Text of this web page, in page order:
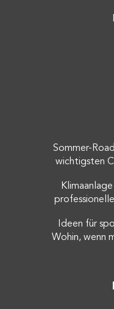
Sommer-
wichtigsten
Ideen für
Wohin, wenn